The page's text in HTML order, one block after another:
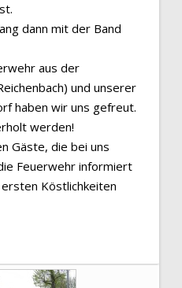
dann mit der Band
aus der
und unserer
haben wir uns gefreut.
werden!
Gäste, die bei uns
Feuerwehr informiert
Köstlichkeiten